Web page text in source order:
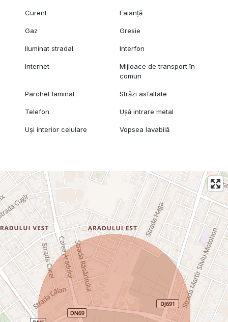
Curent Faianță
Gaz Gresie
Iluminat stradal Interfon
Internet
Mijloace de transport în
comun
Parchet laminat Străzi asfaltate
Telefon Ușă intrare metal
Uși interior celulare Vopsea lavabilă